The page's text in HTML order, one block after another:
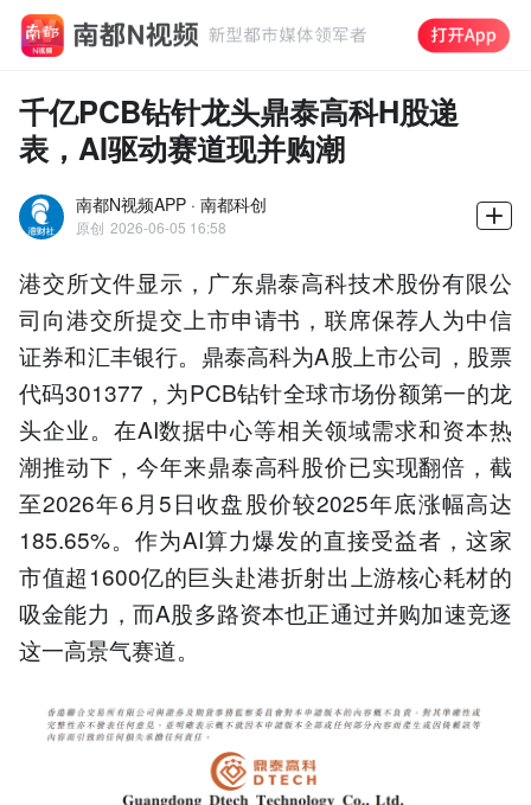
千亿PCB钻针龙头鼎泰高科H股递
表，AI驱动赛道现并购潮
南都N视频APP · 南都科创
原创 2026-06-05 16:58
港交所文件显示，广东鼎泰高科技术股份有限公
司向港交所提交上市申请书，联席保荐人为中信
证券和汇丰银行。鼎泰高科为A股上市公司，股票
代码301377，为PCB钻针全球市场份额第一的龙
头企业。在AI数据中心等相关领域需求和资本热
潮推动下，今年来鼎泰高科股价已实现翻倍，截
至2026年6月5日收盘股价较2025年底涨幅高达
185.65%。作为AI算力爆发的直接受益者，这家
市值超1600亿的巨头赴港折射出上游核心耗材的
吸金能力，而A股多路资本也正通过并购加速竞逐
这一高景气赛道。